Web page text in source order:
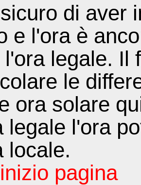
di aver
e l'ora è
legale. Il
le
ora solare
legale l'ora
locale.
pagina